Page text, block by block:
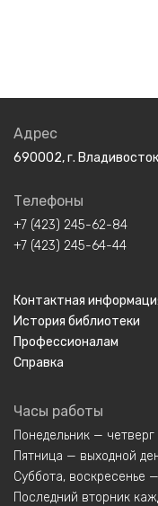
Адрес
690002, г.
Телефоны
+7 (423) 245-62-84
+7 (423) 245-64-44
Контактная
История библиотеки
Профессионалам
Справка
Часы работы
Понедельник —
Пятница — выходной
Суббота, воскресенье
Последний вторник